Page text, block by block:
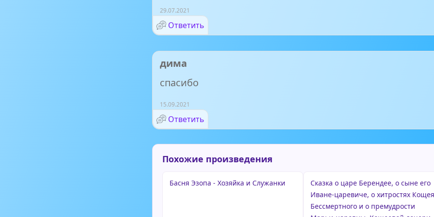
29.07.2021
Ответить
дима
спасибо
15.09.2021
Ответить
Похожие произведения
Басня Эзопа - Хозяйка и Cлужанки
Сказка о царе Берендее, о сыне его
Иване-царевиче, о хитростях
Бессмертного и о премудрости